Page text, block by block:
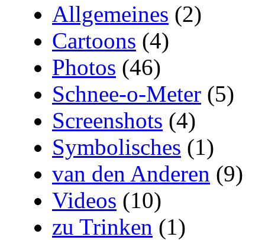
Allgemeines (2)
Cartoons (4)
Photos (46)
Schnee-o-Meter (5)
Screenshots (4)
Symbolisches (1)
van den Anderen (9)
Videos (10)
zu Trinken (1)